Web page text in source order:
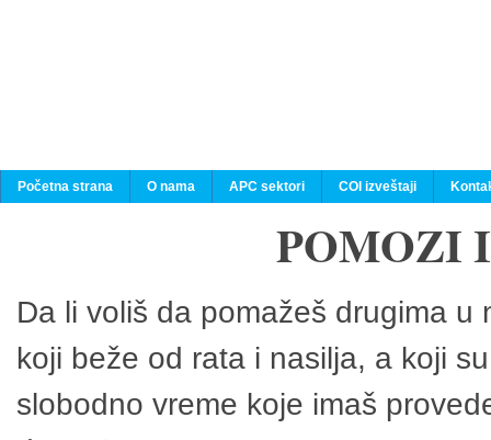
Početna strana O nama APC sektori COI izveštaji
POMOZI
Da li voliš da pomažeš drugima
koji beže od rata i nasilja, a koji
slobodno vreme koje imaš